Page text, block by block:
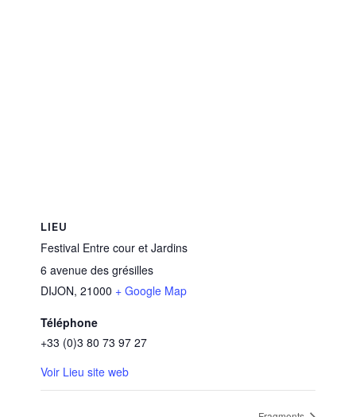
LIEU
Festival Entre cour et Jardins
6 avenue des grésilles
DIJON, 21000 + Google Map
Téléphone
+33 (0)3 80 73 97 27
Voir Lieu site web